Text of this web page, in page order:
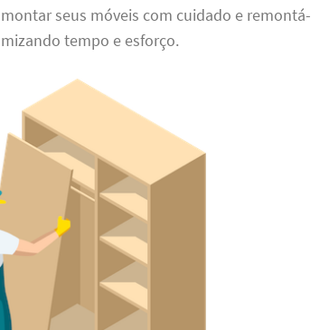
seus móveis com cuidado e remontá-
tempo e esforço.